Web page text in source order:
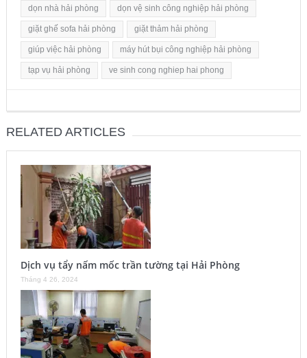
dọn nhà hải phòng dọn vệ sinh công nghiệp hải phòng
giặt ghế sofa hải phòng giặt thảm hải phòng
giúp việc hải phòng máy hút bụi công nghiệp hải phòng
tạp vụ hải phòng ve sinh cong nghiep hai phong
RELATED ARTICLES
Dịch vụ tẩy nấm mốc trần tường tại Hải Phòng
Tháng 4 26, 2024